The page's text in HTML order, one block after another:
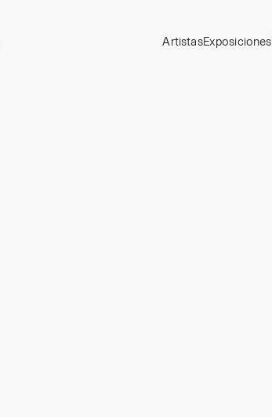
ArtistasExposiciones